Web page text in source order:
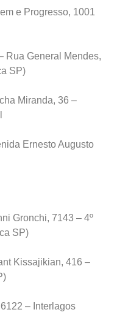
e Progresso, 1001
Rua General Mendes,
SP)
Miranda, 36 –
Ernesto Augusto
Gronchi, 7143 – 4º
SP)
Kissajikian, 416 –
– Interlagos